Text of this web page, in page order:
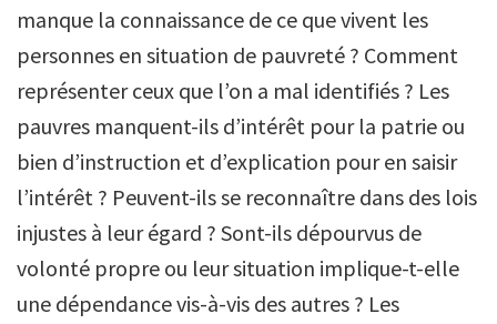
manque la connaissance de ce que vivent les
personnes en situation de pauvreté ? Comment
représenter ceux que l’on a mal identifiés ? Les
pauvres manquent-ils d’intérêt pour la patrie ou
bien d’instruction et d’explication pour en saisir
l’intérêt ? Peuvent-ils se reconnaître dans des lois
injustes à leur égard ? Sont-ils dépourvus de
volonté propre ou leur situation implique-t-elle
une dépendance vis-à-vis des autres ? Les